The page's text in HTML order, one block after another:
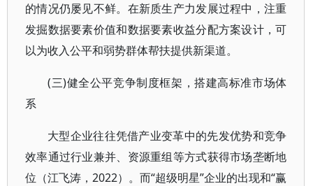
的情况仍屡见不鲜。在新质生产力发展过程中，注重
发掘数据要素价值和数据要素收益分配方案设计，可
以为收入公平和弱势群体帮扶提供新渠道。
(三)健全公平竞争制度框架，搭建高标准市场体
系
大型企业往往凭借产业变革中的先发优势和竞争
效率通过行业兼并、资源重组等方式获得市场垄断地
位（江飞涛，2022）。而“超级明星”企业的出现和“赢